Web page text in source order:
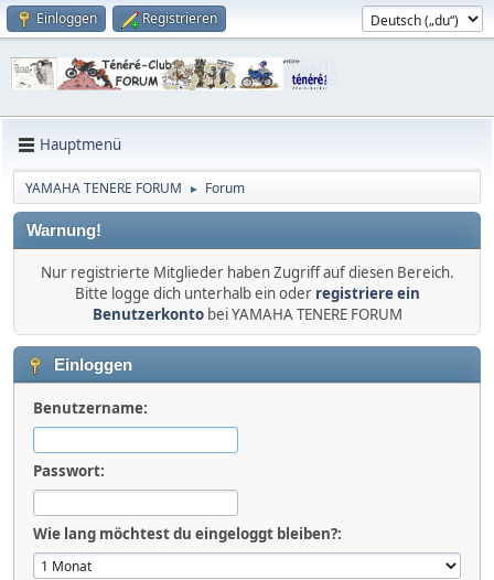
Einloggen Registrieren
Hauptmenü
YAMAHA TENERE FORUM ► Forum
Warnung!
Nur registrierte Mitglieder haben Zugriff auf diesen Bereich.
Bitte logge dich unterhalb ein oder registriere ein
Benutzerkontobei YAMAHA TENERE FORUM
Einloggen
Benutzername:
Passwort:
Wie lang möchtest du eingeloggt bleiben?: